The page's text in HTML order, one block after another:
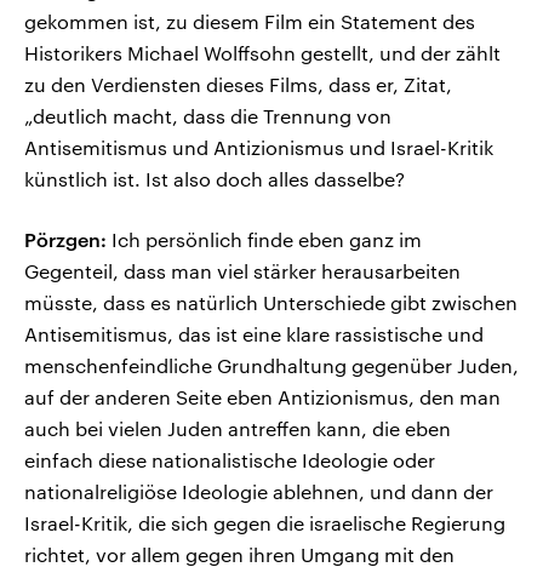
gekommen ist, zu diesem Film ein Statement des
Historikers Michael Wolffsohn gestellt, und der zählt
zu den Verdiensten dieses Films, dass er, Zitat,
„deutlich macht, dass die Trennung von
Antisemitismus und Antizionismus und Israel-Kritik
künstlich ist. Ist also doch alles dasselbe?
Pörzgen: Ich persönlich finde eben ganz im
Gegenteil, dass man viel stärker herausarbeiten
müsste, dass es natürlich Unterschiede gibt zwischen
Antisemitismus, das ist eine klare rassistische und
menschenfeindliche Grundhaltung gegenüber Juden,
auf der anderen Seite eben Antizionismus, den man
auch bei vielen Juden antreffen kann, die eben
einfach diese nationalistische Ideologie oder
nationalreligiöse Ideologie ablehnen, und dann der
Israel-Kritik, die sich gegen die israelische Regierung
richtet, vor allem gegen ihren Umgang mit den